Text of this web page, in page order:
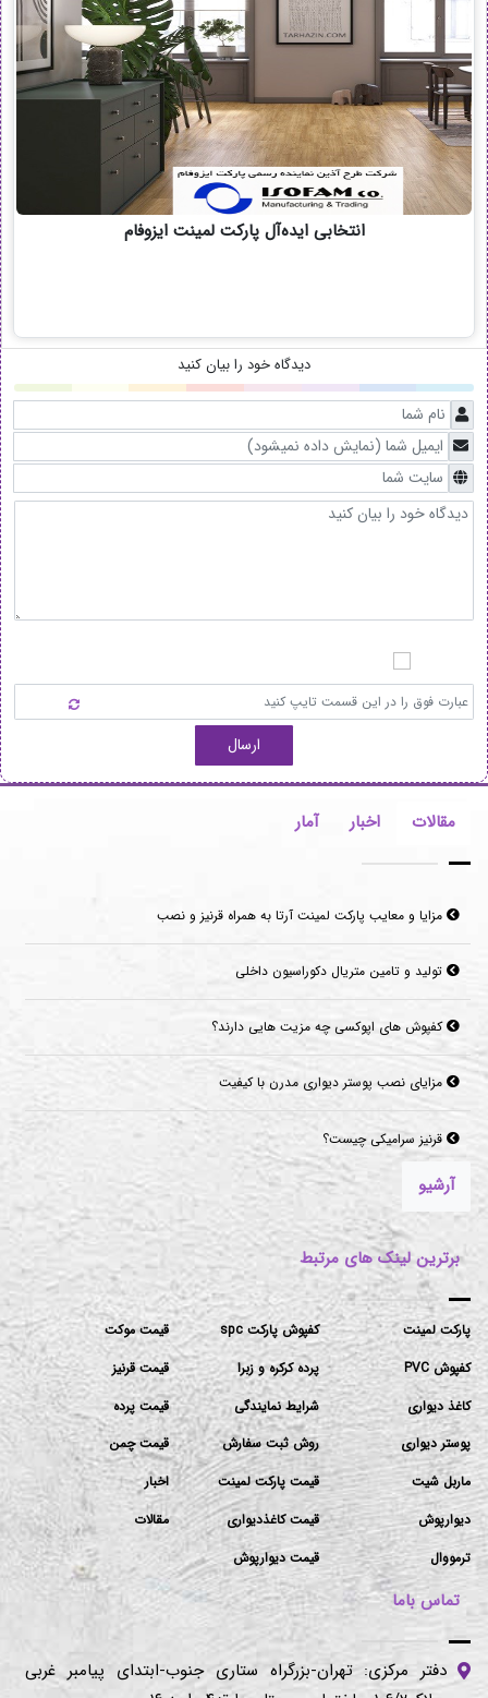
انتخابی ایده‌آل پارکت لمینت ایزوفام
دیدگاه خود را بیان کنید
ارسال
مقالات اخبار آمار
مزایا و معایب پارکت لمینت آرتا به همراه قرنیز و نصب
تولید و تامین متریال دکوراسیون داخلی
کفپوش های اپوکسی چه مزیت هایی دارند؟
مزایای نصب پوستر دیواری مدرن با کیفیت
قرنیز سرامیکی چیست؟
آرشیو
برترین لینک های مرتبط
پارکت لمینت
کفپوش PVC
کاغذ دیواری
پوستر دیواری
ماربل شیت
دیوارپوش
ترمووال
کفپوش پارکت spc
پرده کرکره و زبرا
شرایط نمایندگی
روش ثبت سفارش
قیمت پارکت لمینت
قیمت کاغذدیواری
قیمت دیوارپوش
قیمت موکت
قیمت قرنیز
قیمت پرده
قیمت چمن
اخبار
مقالات
تماس باما
دفتر مرکزی: تهران-بزرگراه ستاری جنوب-ابتدای پیامبر غربی